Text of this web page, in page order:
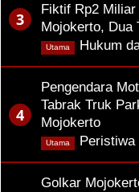
Fiktif Rp2
Mojokerto, Dua
Hukum
Utama
Pengendara
Tabrak Truk
Mojokerto
Peristiwa,
Utama
Golkar